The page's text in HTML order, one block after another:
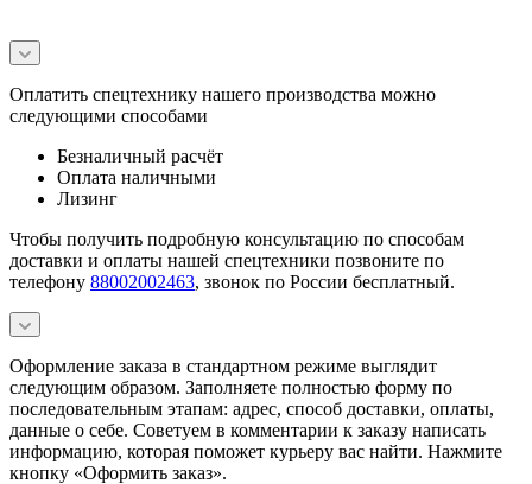
Оплатить спецтехнику нашего производства можно
следующими способами
Безналичный расчёт
Оплата наличными
Лизинг
Чтобы получить подробную консультацию по способам
доставки и оплаты нашей спецтехники позвоните по
телефону 88002002463, звонок по России бесплатный.
Оформление заказа в стандартном режиме выглядит
следующим образом. Заполняете полностью форму по
последовательным этапам: адрес, способ доставки, оплаты,
данные о себе. Советуем в комментарии к заказу написать
информацию, которая поможет курьеру вас найти. Нажмите
кнопку «Оформить заказ».